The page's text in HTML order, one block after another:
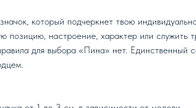
который подчеркнет твою
позицию, настроение, характер или служить
для выбора «Пина» нет. Единственный